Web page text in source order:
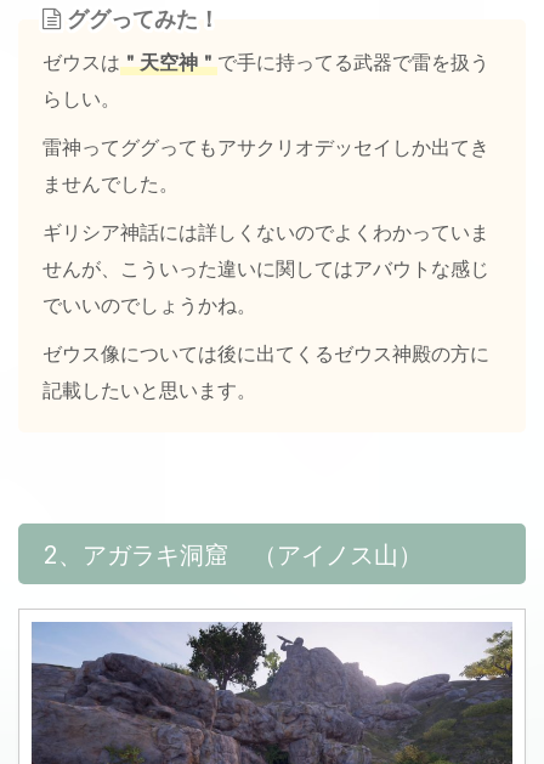
ググってみた！
ゼウスは＂天空神＂で手に持ってる武器で雷を扱う
らしい。
雷神ってググってもアサクリオデッセイしか出てき
ませんでした。
ギリシア神話には詳しくないのでよくわかっていま
せんが、こういった違いに関してはアバウトな感じ
でいいのでしょうかね。
ゼウス像については後に出てくるゼウス神殿の方に
記載したいと思います。
2、アガラキ洞窟 （アイノス山）